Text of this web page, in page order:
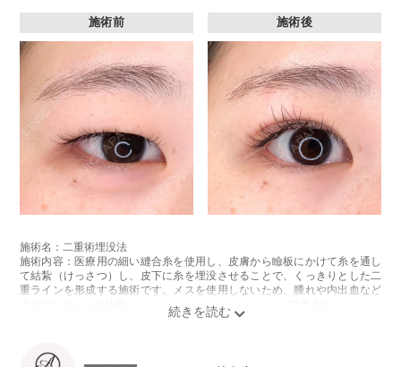
施術前 施術後
施術名：二重術埋没法
施術内容：医療用の細い縫合糸を使用し、皮膚から瞼板にかけて糸を通し
て結紮（けっさつ）し、皮下に糸を埋没させることで、くっきりとした二
重ラインを形成する施術です。メスを使用しないため、腫れや内出血など
のダウンタイムは比較的少なく、自然な仕上がりが期待できます。
で落ち着いていきますが、個人差があります。また、稀に細菌感染症、左